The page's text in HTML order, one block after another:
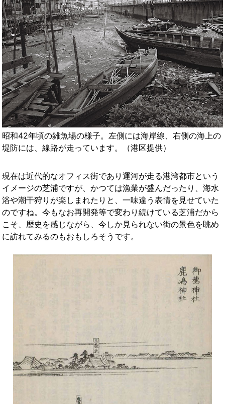
昭和42年頃の雑魚場の様子。左側には海岸線、右側の海上の
堤防には、線路が走っています。（港区提供）
現在は近代的なオフィス街であり運河が走る港湾都市という
イメージの芝浦ですが、かつては漁業が盛んだったり、海水
浴や潮干狩りが楽しまれたりと、一味違う表情を見せていた
のですね。今もなお再開発等で変わり続けている芝浦だから
こそ、歴史を感じながら、今しか見られない街の景色を眺め
に訪れてみるのもおもしろそうです。